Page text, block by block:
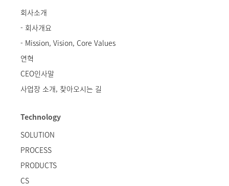
회사소개
- 회사개요
- Mission, Vision, Core Values
연혁
CEO인사말
사업장 소개, 찾아오시는 길
Technology
SOLUTION
PROCESS
PRODUCTS
CS